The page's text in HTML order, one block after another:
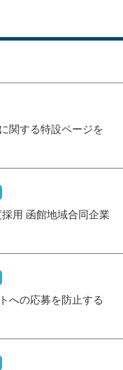
関する特設ページを
用 函館地域合同企業
への応募を防止する